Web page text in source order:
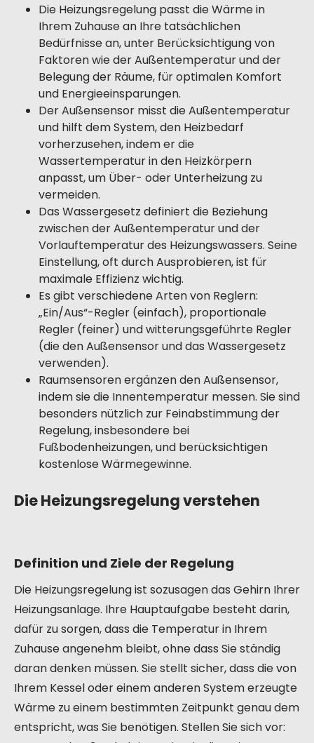
Die Heizungsregelung passt die Wärme in
Ihrem Zuhause an Ihre tatsächlichen
Bedürfnisse an, unter Berücksichtigung von
Faktoren wie der Außentemperatur und der
Belegung der Räume, für optimalen Komfort
und Energieeinsparungen.
Der Außensensor misst die Außentemperatur
und hilft dem System, den Heizbedarf
vorherzusehen, indem er die
Wassertemperatur in den Heizkörpern
anpasst, um Über- oder Unterheizung zu
vermeiden.
Das Wassergesetz definiert die Beziehung
zwischen der Außentemperatur und der
Vorlauftemperatur des Heizungswassers. Seine
Einstellung, oft durch Ausprobieren, ist für
maximale Effizienz wichtig.
Es gibt verschiedene Arten von Reglern:
„Ein/Aus“-Regler (einfach), proportionale
Regler (feiner) und witterungsgeführte Regler
(die den Außensensor und das Wassergesetz
verwenden).
Raumsensoren ergänzen den Außensensor,
indem sie die Innentemperatur messen. Sie sind
besonders nützlich zur Feinabstimmung der
Regelung, insbesondere bei
Fußbodenheizungen, und berücksichtigen
kostenlose Wärmegewinne.
Die Heizungsregelung verstehen
Definition und Ziele der Regelung
Die Heizungsregelung ist sozusagen das Gehirn Ihrer
Heizungsanlage. Ihre Hauptaufgabe besteht darin,
dafür zu sorgen, dass die Temperatur in Ihrem
Zuhause angenehm bleibt, ohne dass Sie ständig
daran denken müssen. Sie stellt sicher, dass die von
Ihrem Kessel oder einem anderen System erzeugte
Wärme zu einem bestimmten Zeitpunkt genau dem
entspricht, was Sie benötigen. Stellen Sie sich vor: